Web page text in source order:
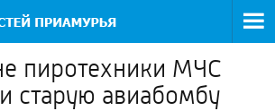
пиротехники МЧС
старую авиабомбу